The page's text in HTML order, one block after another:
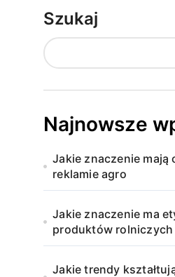
Szukaj
Najnowsze
Jakie znaczenie
reklamie agro
Jakie znaczenie ma
produktów rolniczych
Jakie trendy